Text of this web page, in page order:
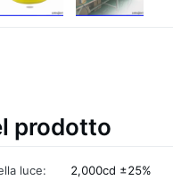
prodotto
luce: 2,000cd ±25%